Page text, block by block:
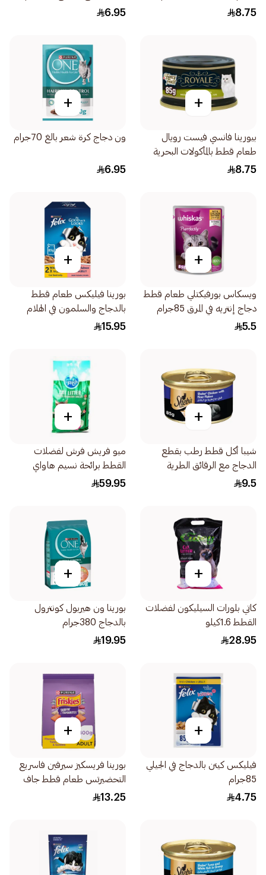
8.75
6.95
+
بيورينا فانسي فيست رويال
طعام قطط بالمأكولات البحرية
والدجاج 85جرام
8.75
+
ون دجاج كرة شعر بالغ 70جرام
6.95
+
ويسكاس بورفيكتلي طعام قطط
دجاج إنتريه في المرق 85جرام
5.5
+
بورينا فيليكس طعام قطط
بالدجاج والسلمون في الهلام
4×85جرام
15.95
+
شيبا أكل قطط رطب بقطع
الدجاج مع الرقائق الطرية
85جرام
9.5
+
ميو فريش فرش لفضلات
القطط برائحة نسيم هاواي
10كيلو
59.95
+
كاتي بلورات السيليكون لفضلات
القطط 1.6كيلو
28.95
+
بورينا ون هيربول كونترول
بالدجاج 380جرام
19.95
+
فيليكس كيتن بالدجاج في الجيلي
85جرام
4.75
+
بورينا فريسكيز سيرفين فاسريع
التحضيرتس طعام قطط جاف
400جرام
13.25